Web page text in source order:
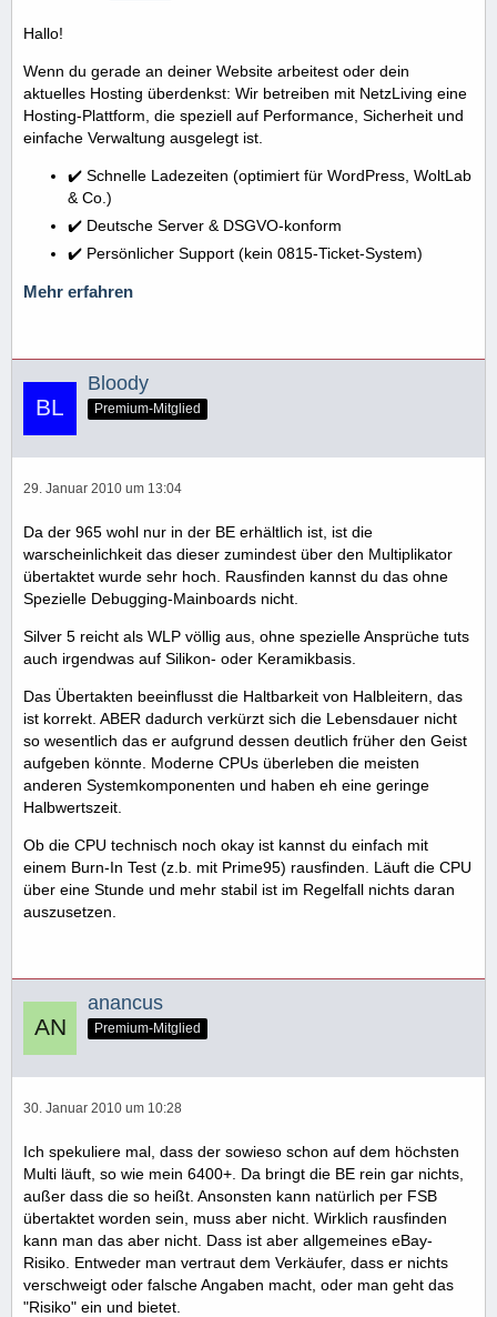
Hallo!
Wenn du gerade an deiner Website arbeitest oder dein
aktuelles Hosting überdenkst: Wir betreiben mit NetzLiving eine
Hosting-Plattform, die speziell auf Performance, Sicherheit und
einfache Verwaltung ausgelegt ist.
✔️ Schnelle Ladezeiten (optimiert für WordPress, WoltLab
& Co.)
✔️ Deutsche Server & DSGVO-konform
✔️ Persönlicher Support (kein 0815-Ticket-System)
Mehr erfahren
Bloody
Premium-Mitglied
29. Januar 2010 um 13:04
Da der 965 wohl nur in der BE erhältlich ist, ist die
warscheinlichkeit das dieser zumindest über den Multiplikator
übertaktet wurde sehr hoch. Rausfinden kannst du das ohne
Spezielle Debugging-Mainboards nicht.
Silver 5 reicht als WLP völlig aus, ohne spezielle Ansprüche tuts
auch irgendwas auf Silikon- oder Keramikbasis.
Das Übertakten beeinflusst die Haltbarkeit von Halbleitern, das
ist korrekt. ABER dadurch verkürzt sich die Lebensdauer nicht
so wesentlich das er aufgrund dessen deutlich früher den Geist
aufgeben könnte. Moderne CPUs überleben die meisten
anderen Systemkomponenten und haben eh eine geringe
Halbwertszeit.
Ob die CPU technisch noch okay ist kannst du einfach mit
einem Burn-In Test (z.b. mit Prime95) rausfinden. Läuft die CPU
über eine Stunde und mehr stabil ist im Regelfall nichts daran
auszusetzen.
anancus
Premium-Mitglied
30. Januar 2010 um 10:28
Ich spekuliere mal, dass der sowieso schon auf dem höchsten
Multi läuft, so wie mein 6400+. Da bringt die BE rein gar nichts,
außer dass die so heißt. Ansonsten kann natürlich per FSB
übertaktet worden sein, muss aber nicht. Wirklich rausfinden
kann man das aber nicht. Dass ist aber allgemeines eBay-
Risiko. Entweder man vertraut dem Verkäufer, dass er nichts
verschweigt oder falsche Angaben macht, oder man geht das
"Risiko" ein und bietet.